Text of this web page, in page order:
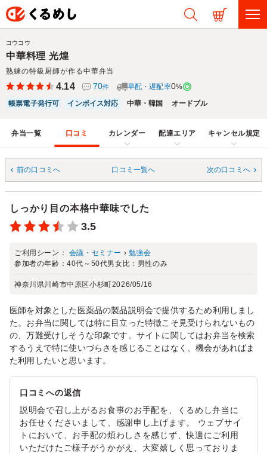
中華料理 光煌
熟練の特級厨師が作る中華弁当
コウコウ
4.14 70件 早配・遅配率0%
帳票電子発行可
インボイス対応 中華・韓国 オードブル
弁当一覧 口コミ カレンダー 配達エリア キャンセル規定
前の口コミへ 口コミ一覧へ 次の口コミへ
しっかり目の本格中華味でした
3.5
ご利用シーン： 会議・セミナー › 勉強会
参加者の年齢：40代～50代男女比： 男性のみ
神奈川県川崎市中原区小杉町2026/05/16
医師を対象とした医薬品の製品説明会で提供するため利用しまし
た。お弁当に関しては特に目立った特徴こそ見受けられないもの
の、万難受けしそうな印象です。サイトに関してはお弁当を検索
するうえで特に使いづらさを感じることはなく、機会があればま
た利用したいと思います。
口コミへの返信
説明会で召し上がるお食事のお手配を、くるめし弁当に
お任せくださいまして、感謝申し上げます。 ウェブサイ
トにおいて、お手配の煩わしさを感じず、快適にご利用
いただけたご様子がうかがえ、大変嬉しく思っておりま